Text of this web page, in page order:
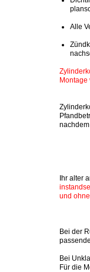
Alle
Montage
Ihr alter
und
Bei der
Bei
Für die